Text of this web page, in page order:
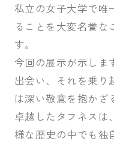
私立の女子大学で唯
ることを大変名誉な
す。
今回の展示が示しま
出会い、それを乗り
は深い敬意を抱かざ
卓越したタフネスは
様な歴史の中でも独